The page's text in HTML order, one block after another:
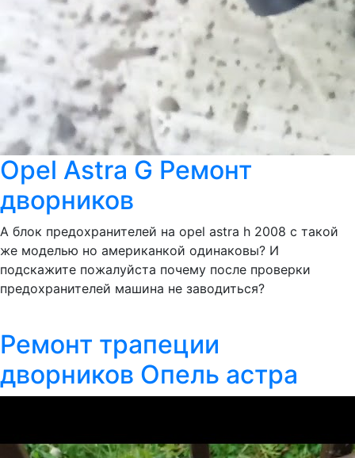
Opel Astra G Ремонт
дворников
А блок предохранителей на opel astra h 2008 c такой
же моделью но американкой одинаковы? И
подскажите пожалуйста почему после проверки
предохранителей машина не заводиться?
Ремонт трапеции
дворников Опель астра